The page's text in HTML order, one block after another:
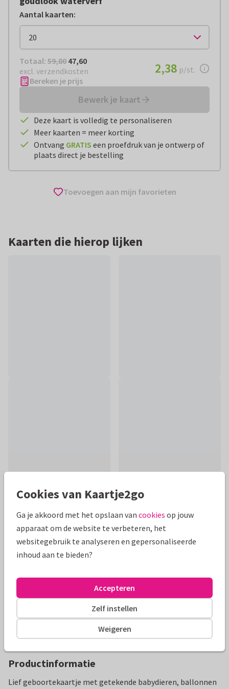
Aantal kaarten:
Totaal: € 47,60
Totaal: 59,80 47,60
excl. verzendkosten
€ 2,38per stuk
2,38 p/st.
Bereken je prijs
Bewerk je kaart
Deze kaart is volledig te personaliseren
Meer kaarten = meer korting
Ontvang GRATIS een proefdruk van je ontwerp of
plaats direct je bestelling
Toevoegen aan mijn favorieten
Kaarten die hierop lijken
Mooie extra's bij je kaart
Productinformatie
Lief geboortekaartje met getekende babydieren, ballonnen
Cookies van Kaartje2go
Ga je akkoord met het opslaan van cookies op jouw
apparaat om de website te verbeteren, het
websitegebruik te analyseren en gepersonaliseerde
inhoud aan te bieden?
Weigeren
Zelf instellen
Accepteren